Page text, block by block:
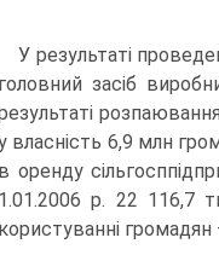
У результаті
головний засіб
власність 6,9 млн
в оренду
1.01.2006 р. 22 116,7
користуванні громадян